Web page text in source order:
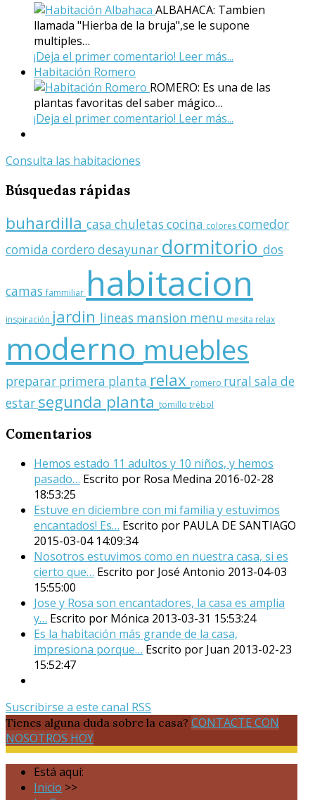
ALBAHACA: Tambien
llamada "Hierba de la bruja",se le supone
multiples…
¡Deja el primer comentario! Leer más...
Habitación Romero
ROMERO: Es una de las
plantas favoritas del saber mágico…
¡Deja el primer comentario! Leer más...
Consulta las habitaciones
Búsquedas rápidas
buhardilla casa chuletas cocina colorescomedor
comida cordero desayunar dormitorio dos
camasfammiliar habitacion
inspiración jardin lineas mansion menu mesita relax
moderno muebles
preparar primera planta relax romero rural sala de
estar segunda planta tomillo trébol
Comentarios
Hemos estado 11 adultos y 10 niños, y hemos
pasado… Escrito por Rosa Medina 2016-02-28
18:53:25
Estuve en diciembre con mi familia y estuvimos
encantados! Es… Escrito por PAULA DE SANTIAGO
2015-03-04 14:09:34
Nosotros estuvimos como en nuestra casa, si es
cierto que… Escrito por José Antonio 2013-04-03
15:55:00
Jose y Rosa son encantadores, la casa es amplia
y… Escrito por Mónica 2013-03-31 15:53:24
Es la habitación más grande de la casa,
impresiona porque… Escrito por Juan 2013-02-23
15:52:47
Suscribirse a este canal RSS
Tienes alguna duda sobre la casa? CONTACTE CON
NOSOTROS HOY
Está aquí:
Inicio >>